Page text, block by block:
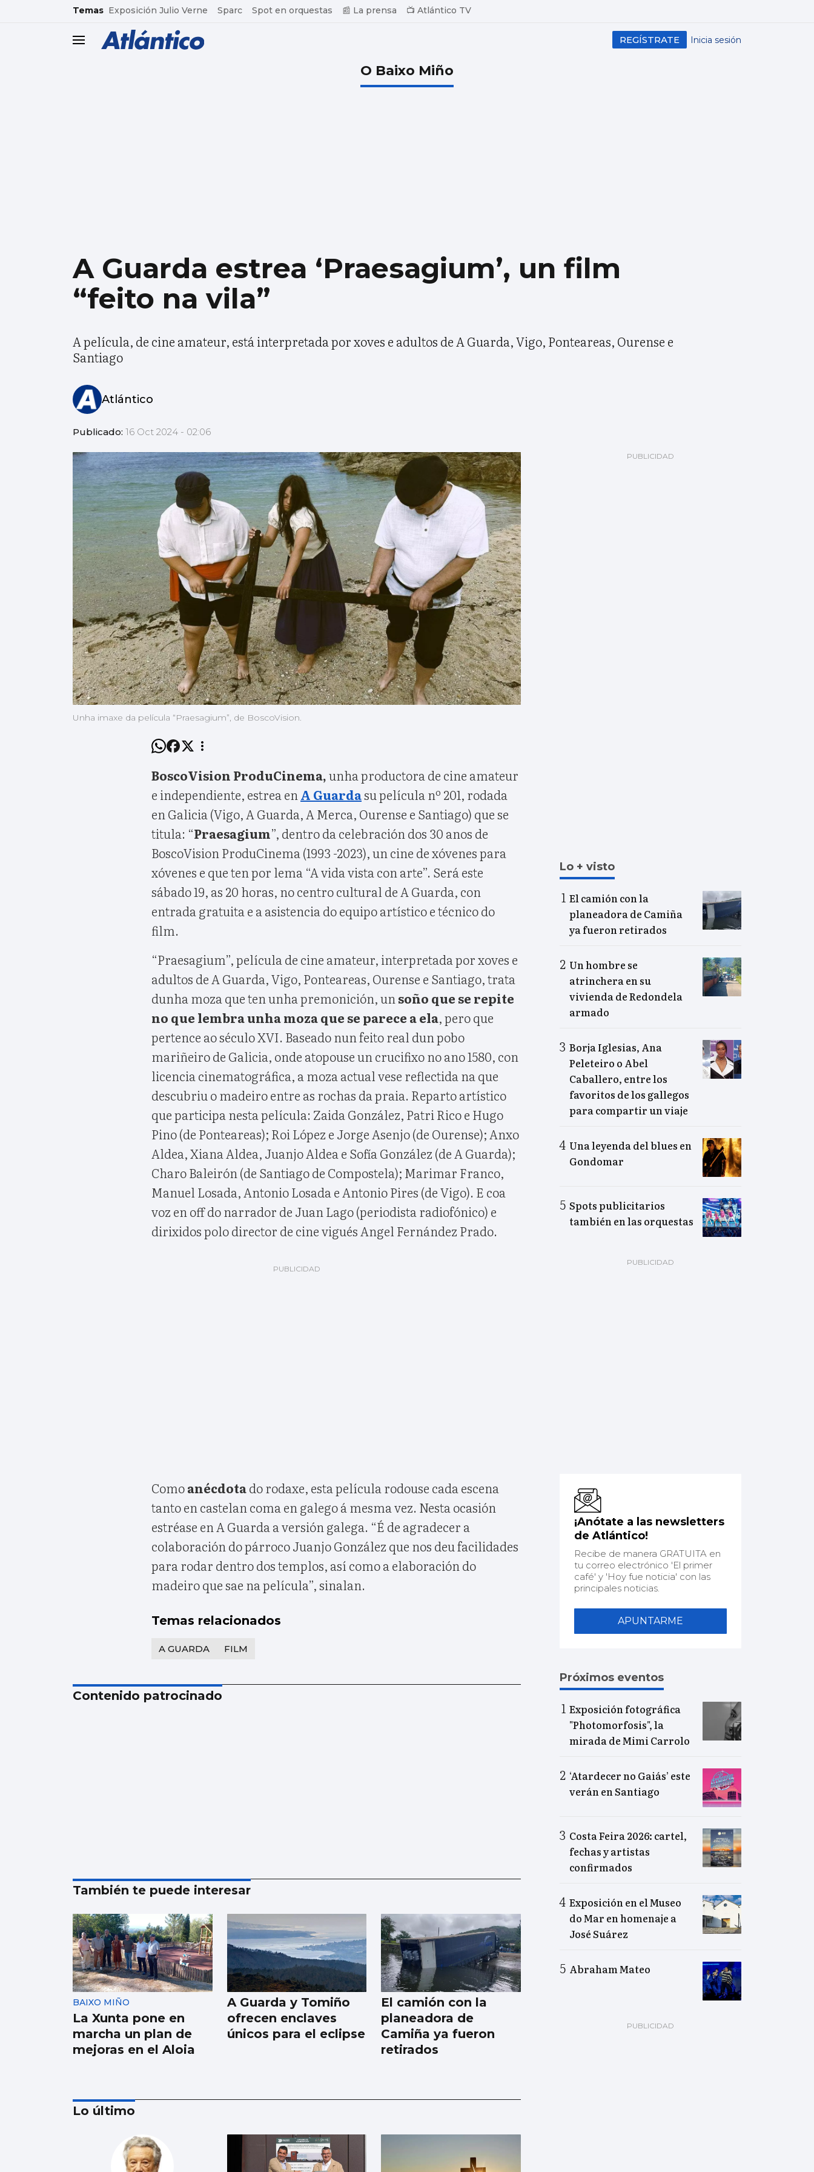
common.go-to-content
Temas Exposición Julio Verne Sparc Spot en orquestas 📰 La prensa 📺 Atlántico TV
header.menu.open Inicia sesión
REGÍSTRATE
O Baixo Miño
A Guarda estrea ‘Praesagium’, un film
“feito na vila”
A película, de cine amateur, está interpretada por xoves e adultos de A Guarda, Vigo, Ponteareas, Ourense e
Santiago
Atlántico
Publicado: 16 Oct 2024 - 02:06
Unha imaxe da película “Praesagium”, de BoscoVision.
BoscoVision ProduCinema,unha productora de cine amateur
e independiente, estrea en A Guardasu película nº 201, rodada
en Galicia (Vigo, A Guarda, A Merca, Ourense e Santiago) que se
titula: “Praesagium”, dentro da celebración dos 30 anos de
BoscoVision ProduCinema (1993 -2023), un cine de xóvenes para
xóvenes e que ten por lema “A vida vista con arte”. Será este
sábado 19, as 20 horas, no centro cultural de A Guarda, con
entrada gratuita e a asistencia do equipo artístico e técnico do
film.
“Praesagium”, película de cine amateur, interpretada por xoves e
adultos de A Guarda, Vigo, Ponteareas, Ourense e Santiago, trata
dunha moza que ten unha premonición, un soño que se repite
no que lembra unha moza que se parece a ela, pero que
pertence ao século XVI. Baseado nun feito real dun pobo
mariñeiro de Galicia, onde atopouse un crucifixo no ano 1580, con
licencia cinematográfica, a moza actual vese reflectida na que
descubriu o madeiro entre as rochas da praia. Reparto artístico
que participa nesta película: Zaida González, Patri Rico e Hugo
Pino (de Ponteareas); Roi López e Jorge Asenjo (de Ourense); Anxo
Aldea, Xiana Aldea, Juanjo Aldea e Sofía González (de A Guarda);
Charo Baleirón (de Santiago de Compostela); Marimar Franco,
Manuel Losada, Antonio Losada e Antonio Pires (de Vigo). E coa
voz en off do narrador de Juan Lago (periodista radiofónico) e
dirixidos polo director de cine vigués Angel Fernández Prado.
Comoanécdotado rodaxe, esta película rodouse cada escena
tanto en castelan coma en galego á mesma vez. Nesta ocasión
estréase en A Guarda a versión galega. “É de agradecer a
colaboración do párroco Juanjo González que nos deu facilidades
para rodar dentro dos templos, así como a elaboración do
madeiro que sae na película”, sinalan.
Temas relacionados
A GUARDA FILM
Contenido patrocinado
También te puede interesar
BAIXO MIÑO
La Xunta pone en
marcha un plan de
mejoras en el Aloia
A Guarda y Tomiño
ofrecen enclaves
únicos para el eclipse
El camión con la
planeadora de
Camiña ya fueron
retirados
BAIXO MIÑO
Lo último
Lo + visto
El camión con la
planeadora de Camiña
ya fueron retirados
Un hombre se
atrinchera en su
vivienda de Redondela
armado
Borja Iglesias, Ana
Peleteiro o Abel
Caballero, entre los
favoritos de los gallegos
para compartir un viaje
Una leyenda del blues en
Gondomar
Spots publicitarios
también en las orquestas
¡Anótate a las newsletters
de Atlántico!
Recibe de manera GRATUITA en
tu correo electrónico 'El primer
café' y 'Hoy fue noticia' con las
principales noticias.
APUNTARME
Próximos eventos
Exposición fotográfica
"Photomorfosis", la
mirada de Mimi Carrolo
‘Atardecer no Gaiás’ este
verán en Santiago
Costa Feira 2026: cartel,
fechas y artistas
confirmados
Exposición en el Museo
do Mar en homenaje a
José Suárez
Abraham Mateo